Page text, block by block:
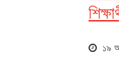
১৯